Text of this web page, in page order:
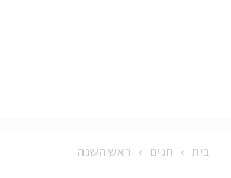
בית חגים ראש השנה